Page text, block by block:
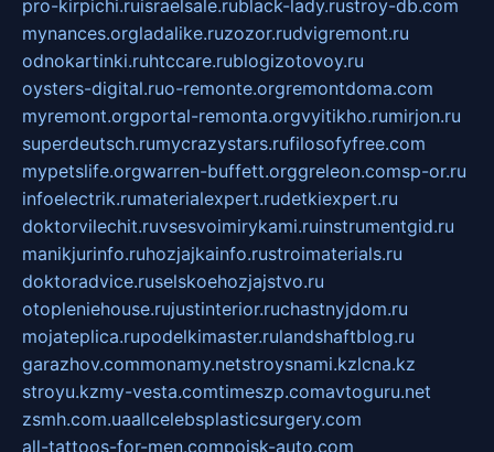
pro-kirpichi.ruisraelsale.rublack-lady.rustroy-db.com
mynances.orgladalike.ruzozor.rudvigremont.ru
odnokartinki.ruhtccare.rublogizotovoy.ru
oysters-digital.ruo-remonte.orgremontdoma.com
myremont.orgportal-remonta.orgvyitikho.rumirjon.ru
superdeutsch.rumycrazystars.rufilosofyfree.com
mypetslife.orgwarren-buffett.orggreleon.comsp-or.ru
infoelectrik.rumaterialexpert.rudetkiexpert.ru
doktorvilechit.ruvsesvoimirykami.ruinstrumentgid.ru
manikjurinfo.ruhozjajkainfo.rustroimaterials.ru
doktoradvice.ruselskoehozjajstvo.ru
otopleniehouse.rujustinterior.ruchastnyjdom.ru
mojateplica.rupodelkimaster.rulandshaftblog.ru
garazhov.commonamy.netstroysnami.kzlcna.kz
stroyu.kzmy-vesta.comtimeszp.comavtoguru.net
zsmh.com.uaallcelebsplasticsurgery.com
all-tattoos-for-men.compoisk-auto.com